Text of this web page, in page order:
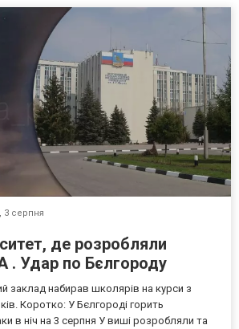
3 серпня
де розробляли
. Удар по Бєлгороду
заклад набирав школярів на курси з
Коротко: У Бєлгороді горить
в ніч на 3 серпня У виші розробляли та